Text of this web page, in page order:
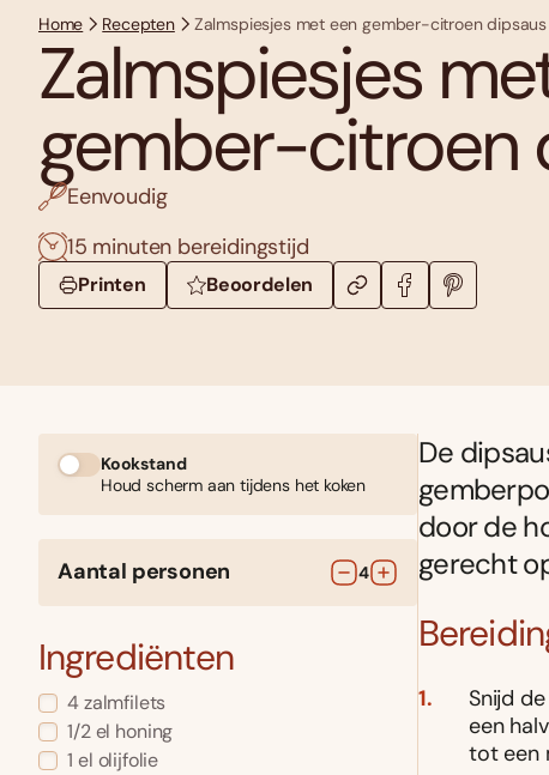
Home Recepten Zalmspiesjes met een gember-citroen dipsaus
Zalmspiesjes
gember-citroen
Eenvoudig
15 minuten bereidingstijd
Printen Beoordelen
Kookstand
Houd scherm aan tijdens het koken
Aantal personen 4
Ingrediënten
4zalmfilets
1/2 el honing
1 el olijfolie
De
door de
gerecht
Snijd
een
tot een